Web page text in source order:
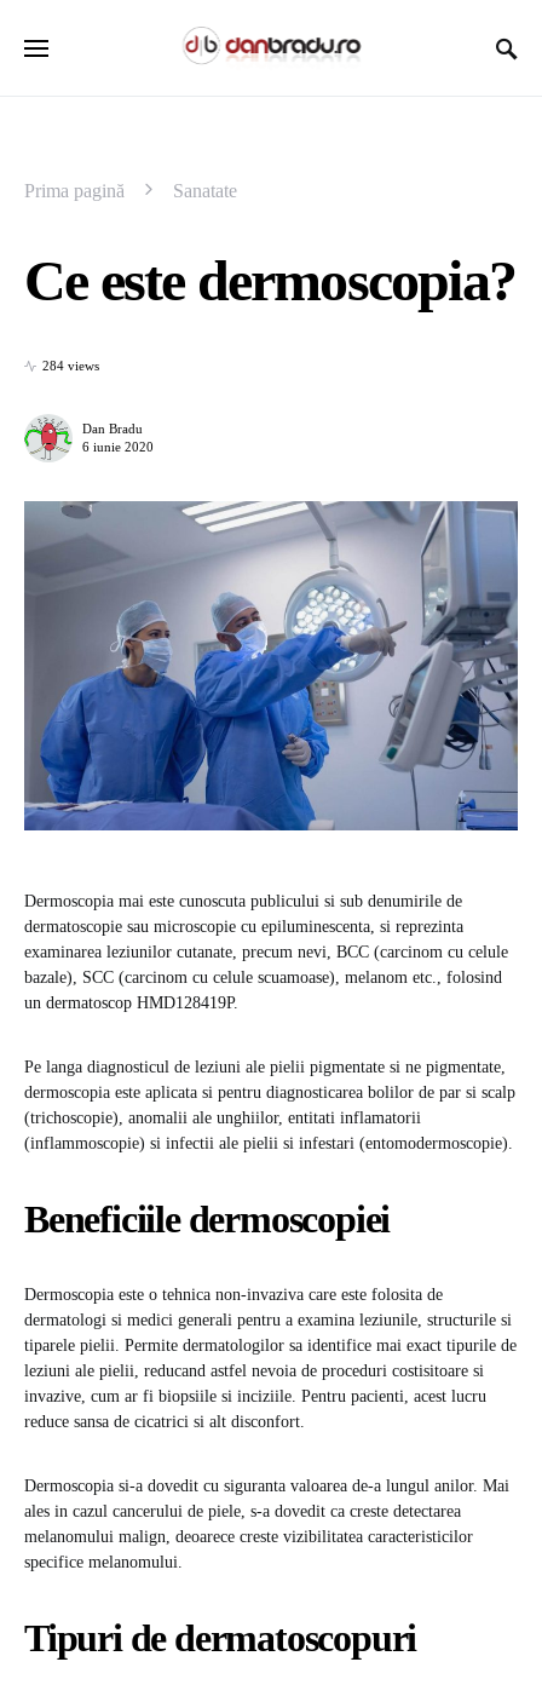
Prima pagină Sanatate
Ce este dermoscopia?
284 views
Dan Bradu
6 iunie 2020
Dermoscopia mai este cunoscuta publicului si sub denumirile de
dermatoscopie sau microscopie cu epiluminescenta, si reprezinta
examinarea leziunilor cutanate, precum nevi, BCC (carcinom cu celule
bazale), SCC (carcinom cu celule scuamoase), melanom etc., folosind
un dermatoscop HMD128419P.
Pe langa diagnosticul de leziuni ale pielii pigmentate si ne pigmentate,
dermoscopia este aplicata si pentru diagnosticarea bolilor de par si scalp
(trichoscopie), anomalii ale unghiilor, entitati inflamatorii
(inflammoscopie) si infectii ale pielii si infestari (entomodermoscopie).
Beneficiile dermoscopiei
Dermoscopia este o tehnica non-invaziva care este folosita de
dermatologi si medici generali pentru a examina leziunile, structurile si
tiparele pielii. Permite dermatologilor sa identifice mai exact tipurile de
leziuni ale pielii, reducand astfel nevoia de proceduri costisitoare si
invazive, cum ar fi biopsiile si inciziile. Pentru pacienti, acest lucru
reduce sansa de cicatrici si alt disconfort.
Dermoscopia si-a dovedit cu siguranta valoarea de-a lungul anilor. Mai
ales in cazul cancerului de piele, s-a dovedit ca creste detectarea
melanomului malign, deoarece creste vizibilitatea caracteristicilor
specifice melanomului.
Tipuri de dermatoscopuri